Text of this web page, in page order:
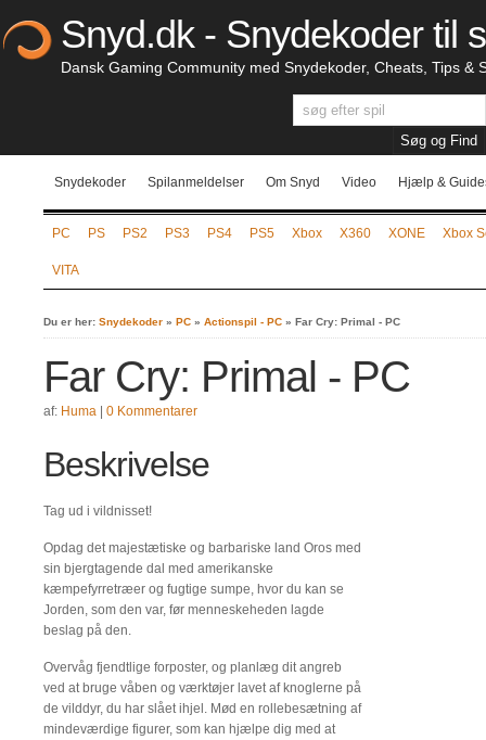
Snyd.dk - Snydekoder til
Dansk Gaming Community med Snydekoder, Cheats, Tips &
Snydekoder Spilanmeldelser Om Snyd Video Hjælp &
PC PS PS2 PS3 PS4 PS5 Xbox X360 XONE Xbox
VITA
Du er her: Snydekoder » PC » Actionspil - PC » Far Cry: Primal - PC
Far Cry: Primal - PC
af: Huma 0 Kommentarer
Beskrivelse
Tag ud i vildnisset!
Opdag det majestætiske og barbariske land Oros med
sin bjergtagende dal med amerikanske
kæmpefyrretræer og fugtige sumpe, hvor du kan se
Jorden, som den var, før menneskeheden lagde
beslag på den.
Overvåg fjendtlige forposter, og planlæg dit angreb
ved at bruge våben og værktøjer lavet af knoglerne på
de vilddyr, du har slået ihjel. Mød en rollebesætning af
mindeværdige figurer, som kan hjælpe dig med at